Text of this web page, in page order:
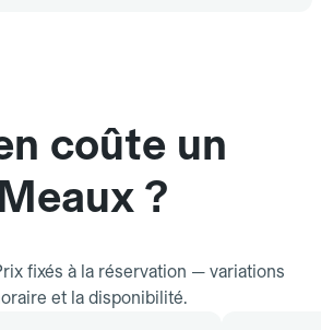
coûte un
?
fixés à la réservation — variations
et la disponibilité.